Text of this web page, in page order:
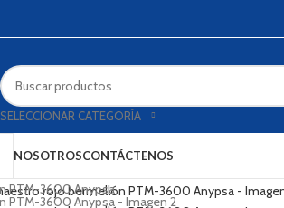
SELECCIONAR CATEGORÍA
NOSOTROSCONTÁCTENOS